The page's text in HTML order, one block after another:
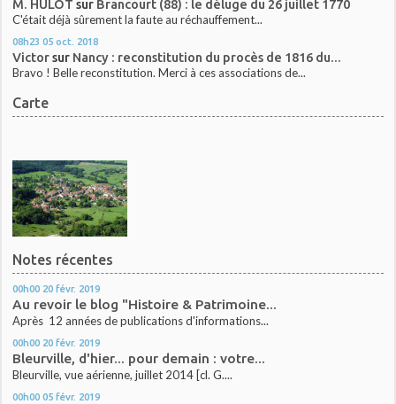
M. HULOT sur Brancourt (88) : le déluge du 26 juillet 1770
C'était déjà sûrement la faute au réchauffement...
08h23 05 oct. 2018
Victorsur Nancy : reconstitution du procès de 1816 du...
Bravo ! Belle reconstitution. Merci à ces associations de...
Carte
Notes récentes
00h00 20 févr. 2019
Au revoir le blog "Histoire & Patrimoine...
Après 12 années de publications d'informations...
00h00 20 févr. 2019
Bleurville, d'hier... pour demain : votre...
Bleurville, vue aérienne, juillet 2014 [cl. G....
00h00 05 févr. 2019